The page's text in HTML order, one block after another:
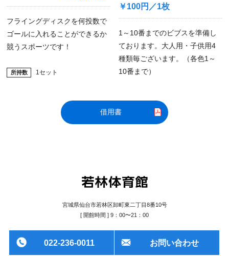
所持数 所持数
フライングディスクを何投数で
ゴールに入れることができるか
競うスポーツです！
1セット
￥100円／1枚
1～10番までのビブスを準備し
ております。大人用・子供用4
種類毎ございます。（各色1～
10番まで）
借用書
宮城県仙台市若林区卸町東二丁目8番10号
[ 開館時間 ] 9：00〜21：00
022-236-0011 お問い合わせ